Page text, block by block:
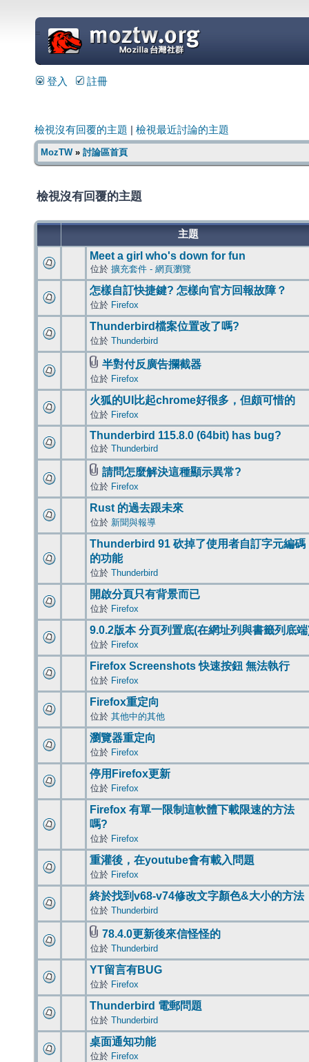
=
登入 註冊
檢視沒有回覆的主題 檢視最近討論的主題
MozTW» 討論區首頁
檢視沒有回覆的主題
主題
Meet a girl who's down for fun
位於 擴充套件 - 網頁瀏覽
怎樣自訂快捷鍵? 怎樣向官方回報故障？
位於 Firefox
Thunderbird檔案位置改了嗎?
位於 Thunderbird
半對付反廣告攔截器
位於 Firefox
火狐的UI比起chrome好很多，但頗可惜的
位於 Firefox
Thunderbird 115.8.0 (64bit) has bug?
位於 Thunderbird
請問怎麼解決這種顯示異常?
位於 Firefox
Rust 的過去跟未來
位於 新聞與報導
Thunderbird 91 砍掉了使用者自訂字元編碼
的功能
位於 Thunderbird
開啟分頁只有背景而已
位於 Firefox
9.0.2版本 分頁列置底(在網址列與書籤列底
位於 Firefox
Firefox Screenshots 快速按鈕 無法執行
位於 Firefox
Firefox重定向
位於 其他中的其他
瀏覽器重定向
位於 Firefox
停用Firefox更新
位於 Firefox
Firefox 有單一限制這軟體下載限速的方法
嗎?
位於 Firefox
重灌後，在youtube會有載入問題
位於 Firefox
終於找到v68-v74修改文字顏色&大小的方法
位於 Thunderbird
78.4.0更新後來信怪怪的
位於 Thunderbird
YT留言有BUG
位於 Firefox
Thunderbird 電郵問題
位於 Thunderbird
桌面通知功能
位於 Firefox